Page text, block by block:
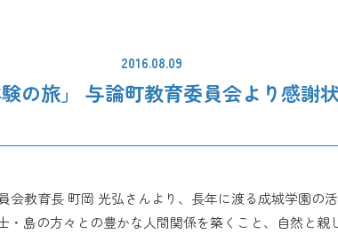
2016.08.09
の旅」 与論町教育委員会より感謝
教育長 町岡 光弘さんより、長年に渡る成城学園の
島の方々との豊かな人間関係を築くこと、自然と親